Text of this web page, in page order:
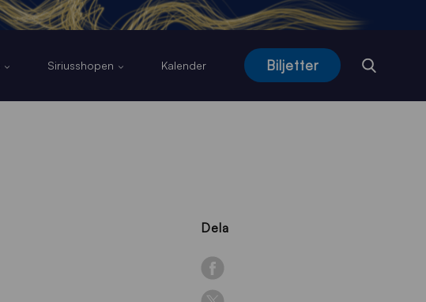
Siriusshopen Kalender Biljetter
Dela